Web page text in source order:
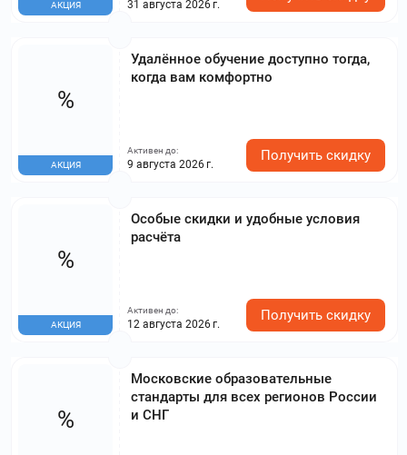
АКЦИЯ 31 августа 2026 г.
Удалённое обучение доступно тогда,
когда вам комфортно
%
АКЦИЯ
Активен до:
9 августа 2026 г.
Получить скидку
Особые скидки и удобные условия
расчёта
%
АКЦИЯ
Активен до:
12 августа 2026 г.
Получить скидку
Московские образовательные
стандарты для всех регионов России
и СНГ
%